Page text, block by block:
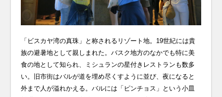
「ビスカヤ湾の真珠」と称されるリゾート地。19世紀には貴
族の避暑地として親しまれた。バスク地方のなかでも特に美
食の地として知られ、ミシュランの星付きレストランも数多
い。旧市街はバルが道を埋め尽くすように並び、夜になると
外まで人が溢れかえる。バルには「ピンチョス」という小皿